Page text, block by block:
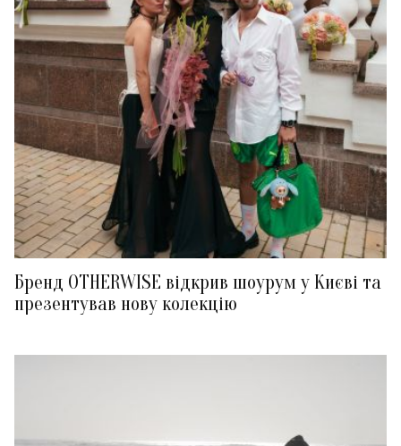
Бренд OTHERWISE відкрив шоурум у Києві та
презентував нову колекцію